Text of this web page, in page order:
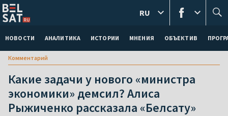
НОВОСТИ АНАЛИТИКА ИСТОРИИ МНЕНИЯ ОБЪЕКТИВ
RU
Комментарий
Какие задачи у нового «министра
экономики» демсил? Алиса
Рыжиченко рассказала «Белсату»